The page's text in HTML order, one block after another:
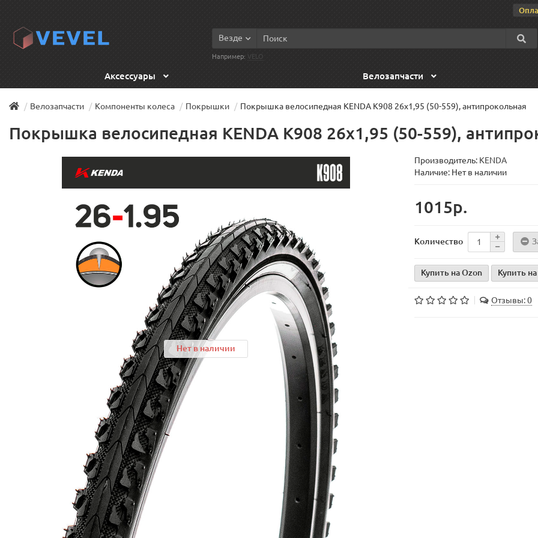
Везде
Например: VELO
Аксессуары Велозапчасти
Велозапчасти Компоненты колеса Покрышки Покрышка велосипедная KENDA K908 26x1,95 (50-559), антипрокольная
Покрышка велосипедная KENDA K908 26x1,95 (50-559),
Нет в наличии
Производитель: KENDA
Наличие: Нет в наличии
1015р.
Количество
Купить на Ozon Купить
Отзывы: 0